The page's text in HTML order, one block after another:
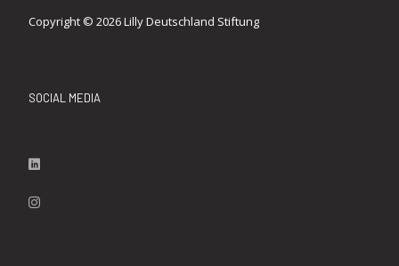
Copyright © 2026 Lilly Deutschland Stiftung
SOCIAL MEDIA